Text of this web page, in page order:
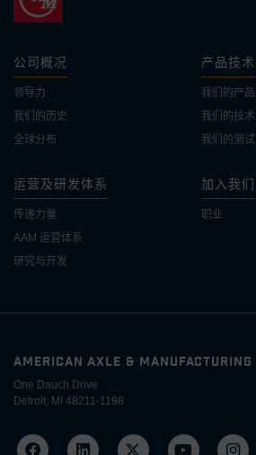
公司概况
领导力
我们的历史
全球分布
产品技术
我们的产品
我们的技术
我们的测试
运营及研发体系
传递力量
AAM 运营体系
研究与开发
加入我们
职业
AMERICAN AXLE & MANUFACTURING
One Dauch Drive
Detroit, MI 48211-1198